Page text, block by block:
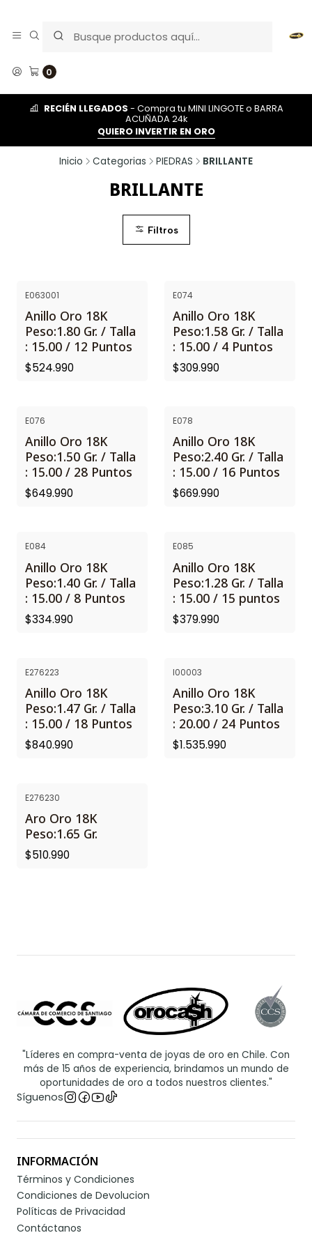
0
RECIÉN LLEGADOS - Compra tu MINI LINGOTE o BARRA
ACUÑADA 24k
QUIERO INVERTIR EN ORO
Inicio Categorias PIEDRAS BRILLANTE
BRILLANTE
Filtros
E063001
Anillo Oro 18K
Peso:1.80 Gr. / Talla
: 15.00 / 12 Puntos
$524.990
E074
Anillo Oro 18K
Peso:1.58 Gr. / Talla
: 15.00 / 4 Puntos
$309.990
E076
Anillo Oro 18K
Peso:1.50 Gr. / Talla
: 15.00 / 28 Puntos
$649.990
E078
Anillo Oro 18K
Peso:2.40 Gr. / Talla
: 15.00 / 16 Puntos
$669.990
E084
Anillo Oro 18K
Peso:1.40 Gr. / Talla
: 15.00 / 8 Puntos
$334.990
E085
Anillo Oro 18K
Peso:1.28 Gr. / Talla
: 15.00 / 15 puntos
$379.990
E276223
Anillo Oro 18K
Peso:1.47 Gr. / Talla
: 15.00 / 18 Puntos
$840.990
I00003
Anillo Oro 18K
Peso:3.10 Gr. / Talla
: 20.00 / 24 Puntos
$1.535.990
E276230
Aro Oro 18K
Peso:1.65 Gr.
$510.990
"Líderes en compra-venta de joyas de oro en Chile. Con
más de 15 años de experiencia, brindamos un mundo de
oportunidades de oro a todos nuestros clientes."
Síguenos
INFORMACIÓN
Términos y Condiciones
Condiciones de Devolucion
Políticas de Privacidad
Contáctanos